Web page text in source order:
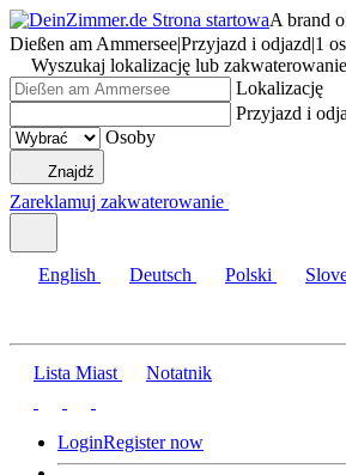
A brand
Dießen am Ammersee|Przyjazd i odjazd|1
Wyszukaj lokalizację lub zakwaterowanie
Lokalizację
Przyjazd i
Osoby
Znajdź
Zareklamuj zakwaterowanie
English Deutsch Polski
Lista Miast Notatnik
LoginRegister now